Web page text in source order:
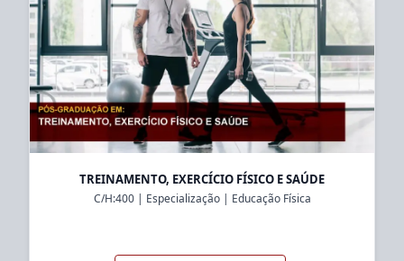
TREINAMENTO, EXERCÍCIO FÍSICO E SAÚDE
C/H:400| Especialização| Educação Física